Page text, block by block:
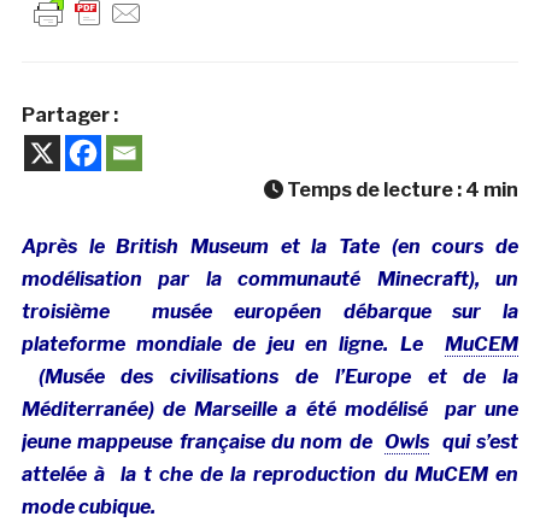
Partager :
Temps de lecture : 4 min
Après le British Museum et la Tate (en cours de
modélisation par la communauté Minecraft), un
troisième musée européen débarque sur la
plateforme mondiale de jeu en ligne. LeMuCEM
(Musée des civilisations de l’Europe et de la
Méditerranée) de Marseille a été modélisé par une
jeune mappeuse française du nom de Owls qui s’est
attelée à la t che de la reproduction du MuCEM en
mode cubique.